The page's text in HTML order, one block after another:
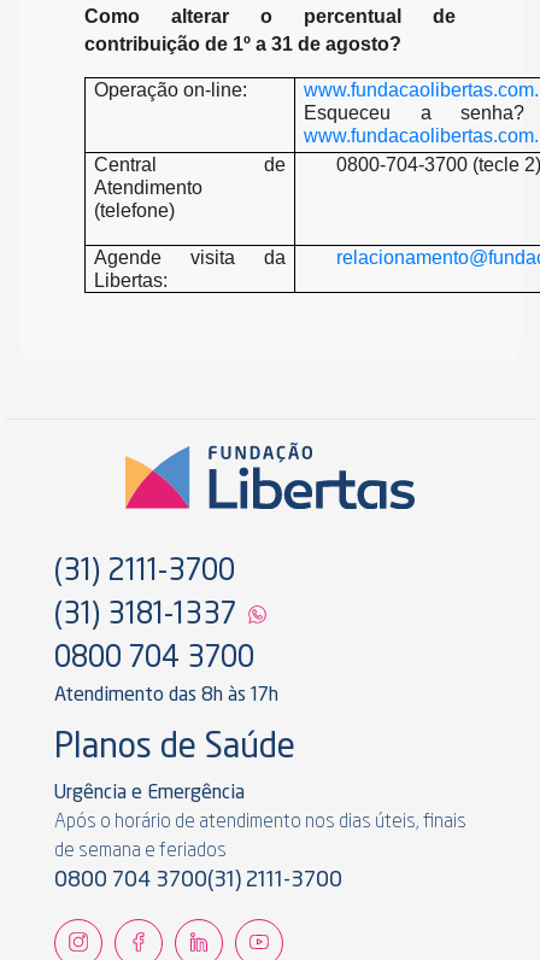
Como alterar o percentual de
contribuição de 1º a 31 de agosto?
Operação on-line:
Esqueceu a
Central de
Atendimento
(telefone)
0800-704-3700 (tecle
Agende visita da
Libertas:
(31) 2111-3700
(31) 3181-1337
0800 704 3700
Atendimento das 8h às 17h
Planos de Saúde
Urgência e Emergência
Após o horário de atendimento nos dias úteis, finais
de semana e feriados
0800 704 3700(31) 2111-3700